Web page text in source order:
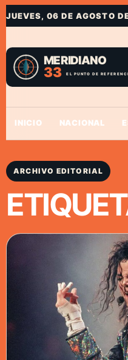
JUEVES, 06 DE AGOSTO
INICIO NACIONAL
ARCHIVO EDITORIAL